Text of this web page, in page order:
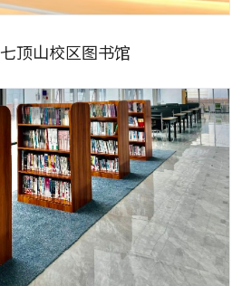
七顶山校区图书馆